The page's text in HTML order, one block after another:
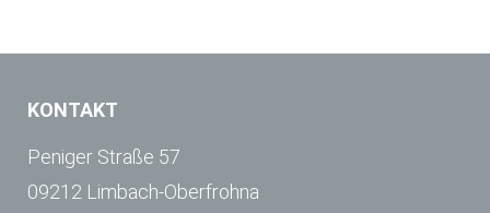
KONTAKT
Peniger Straße 57
09212 Limbach-Oberfrohna